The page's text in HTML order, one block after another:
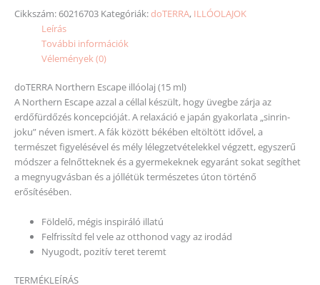
Cikkszám:60216703 Kategóriák:doTERRA, ILLÓOLAJOK
Leírás
További információk
Vélemények (0)
doTERRA Northern Escape illóolaj (15 ml)
A Northern Escape azzal a céllal készült, hogy üvegbe zárja az
erdőfürdőzés koncepcióját. A relaxáció e japán gyakorlata „sinrin-
joku” néven ismert. A fák között békében eltöltött idővel, a
természet figyelésével és mély lélegzetvételekkel végzett, egyszerű
módszer a felnőtteknek és a gyermekeknek egyaránt sokat segíthet
a megnyugvásban és a jóllétük természetes úton történő
erősítésében.
Földelő, mégis inspiráló illatú
Felfrissítd fel vele az otthonod vagy az irodád
Nyugodt, pozitív teret teremt
TERMÉKLEÍRÁS